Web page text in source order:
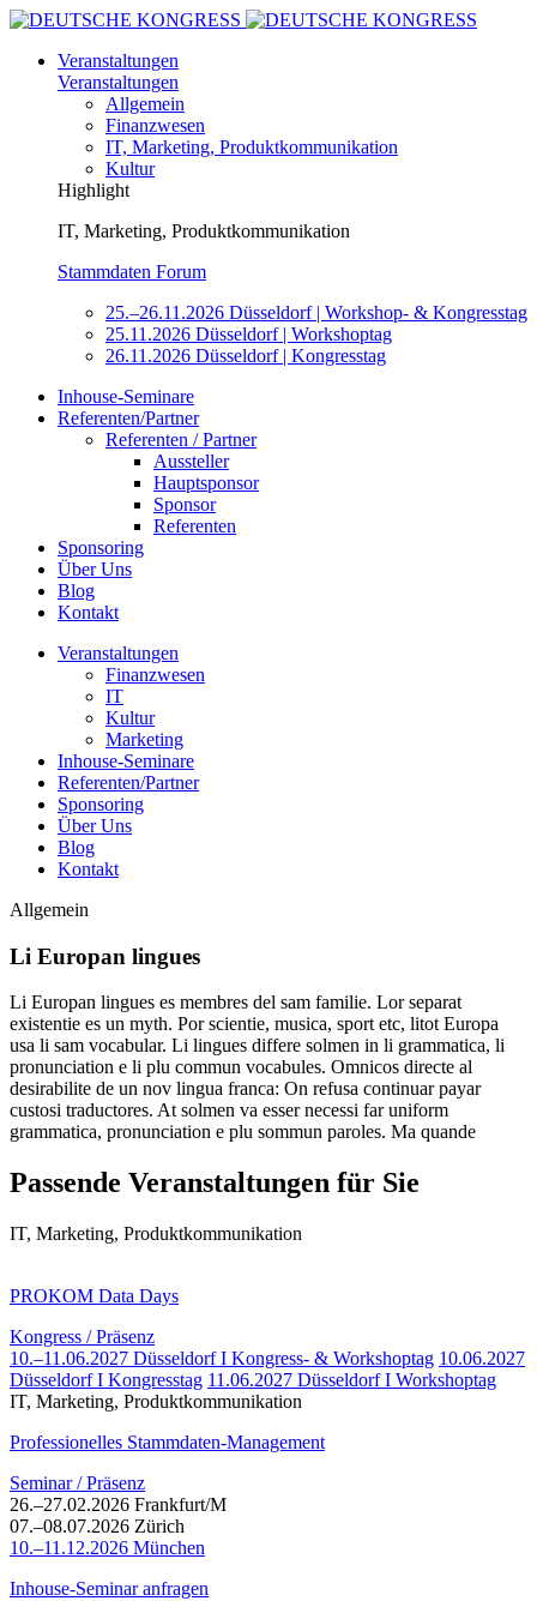
Veranstaltungen
Veranstaltungen
Allgemein
Finanzwesen
IT, Marketing, Produktkommunikation
Kultur
Highlight
IT, Marketing, Produktkommunikation
Stammdaten Forum
25.–26.11.2026 Düsseldorf | Workshop- & Kongresstag
25.11.2026 Düsseldorf | Workshoptag
26.11.2026 Düsseldorf | Kongresstag
Inhouse-Seminare
Referenten/Partner
Referenten / Partner
Aussteller
Hauptsponsor
Sponsor
Referenten
Sponsoring
Über Uns
Blog
Kontakt
Veranstaltungen
Finanzwesen
IT
Kultur
Marketing
Inhouse-Seminare
Referenten/Partner
Sponsoring
Über Uns
Blog
Kontakt
Allgemein
Li Europan lingues
Li Europan lingues es membres del sam familie. Lor separat
existentie es un myth. Por scientie, musica, sport etc, litot Europa
usa li sam vocabular. Li lingues differe solmen in li grammatica, li
pronunciation e li plu commun vocabules. Omnicos directe al
desirabilite de un nov lingua franca: On refusa continuar payar
custosi traductores. At solmen va esser necessi far uniform
grammatica, pronunciation e plu sommun paroles. Ma quande
Passende Veranstaltungen für Sie
IT, Marketing, Produktkommunikation
PROKOM Data Days
Kongress / Präsenz
10.–11.06.2027 Düsseldorf I Kongress- & Workshoptag 10.06.2027
Düsseldorf I Kongresstag 11.06.2027 Düsseldorf I Workshoptag
IT, Marketing, Produktkommunikation
Professionelles Stammdaten-Management
Seminar / Präsenz
26.–27.02.2026 Frankfurt/M
07.–08.07.2026 Zürich
10.–11.12.2026 München
Inhouse-Seminar anfragen